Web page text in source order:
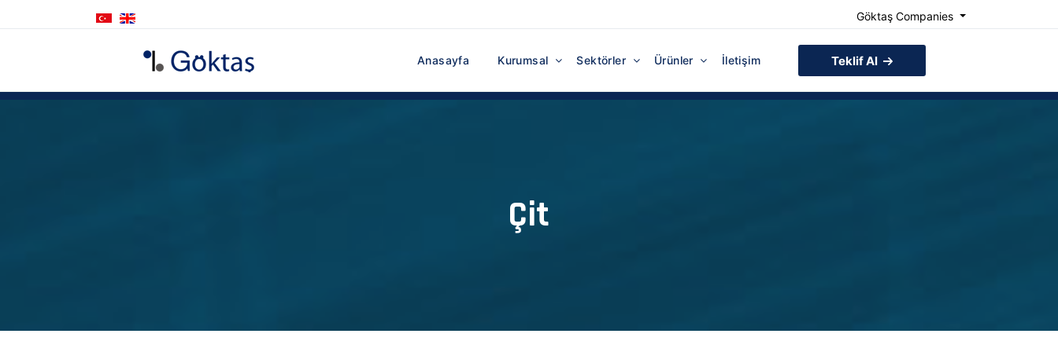
Göktaş Companies
Anasayfa Kurumsal Sektörler Ürünler İletişim Teklif Al
Çit